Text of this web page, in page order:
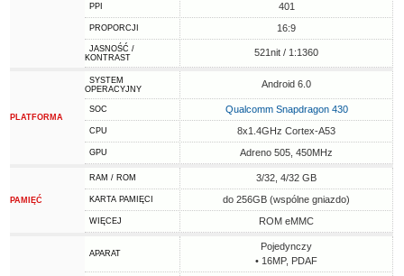
PPI 401
PROPORCJI 16:9
JASNOŚĆ /
KONTRAST
521nit / 1:1360
PLATFORMA
SYSTEM
OPERACYJNY
Android 6.0
SOC Qualcomm Snapdragon 430
CPU 8x1.4GHz Cortex-A53
GPU Adreno 505, 450MHz
PAMIĘĆ
RAM / ROM 3/32, 4/32 GB
KARTA PAMIĘCI do 256GB (wspólne gniazdo)
WIĘCEJ ROM eMMC
APARAT
Pojedynczy
• 16MP, PDAF